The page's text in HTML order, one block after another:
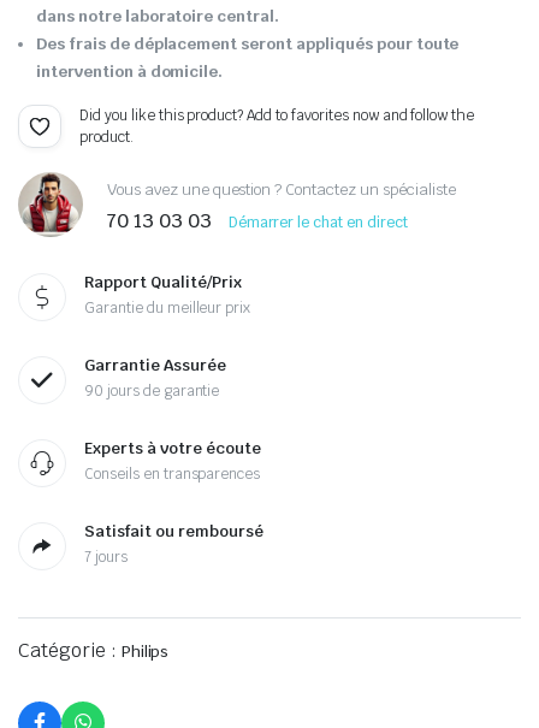
dans notre laboratoire central.
Des frais de déplacement seront appliqués pour toute
intervention à domicile.
Did you like this product? Add to favorites now and follow the
product.
Vous avez une question ? Contactez un spécialiste
70 13 03 03 Démarrer le chat en direct
Rapport Qualité/Prix
Garantie du meilleur prix
Garrantie Assurée
90 jours de garantie
Experts à votre écoute
Conseils en transparences
Satisfait ou remboursé
7 jours
Catégorie : Philips